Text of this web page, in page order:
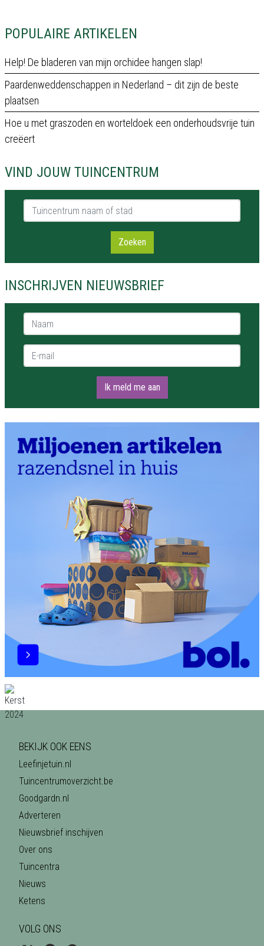
POPULAIRE ARTIKELEN
Help! De bladeren van mijn orchidee hangen slap!
Paardenweddenschappen in Nederland – dit zijn de beste
plaatsen
Hoe u met graszoden en worteldoek een onderhoudsvrije tuin
creëert
VIND JOUW TUINCENTRUM
Tuincentrum naam of stad
Zoeken
INSCHRIJVEN NIEUWSBRIEF
Naam *
E-mail *
Ik meld me aan
BEKIJK OOK EENS
Leefinjetuin.nl
Tuincentrumoverzicht.be
Goodgardn.nl
Adverteren
Nieuwsbrief inschijven
Over ons
Tuincentra
Nieuws
Ketens
VOLG ONS